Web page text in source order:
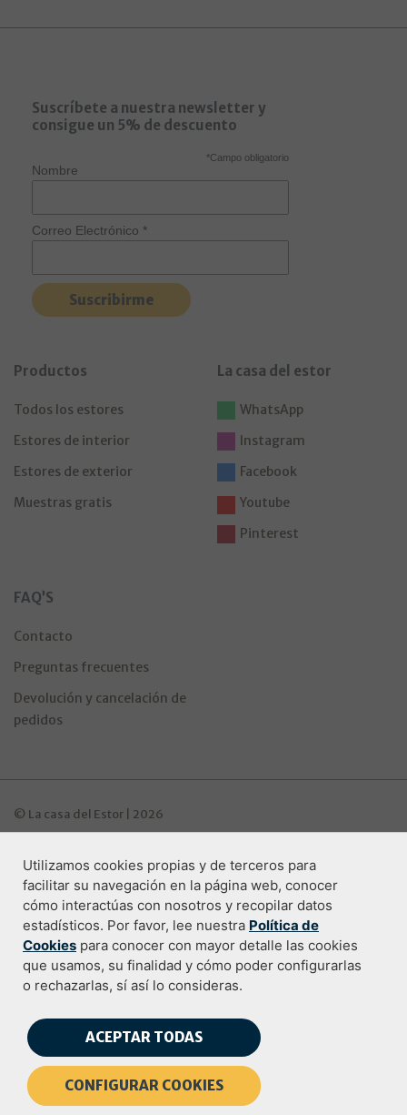
Suscríbete a nuestra newsletter y
consigue un 5% de descuento
*Campo obligatorio
Nombre
Correo Electrónico *
Productos
Todos los estores
Estores de interior
Estores de exterior
Muestras gratis
La casa del estor
WhatsApp
Instagram
Facebook
Youtube
Pinterest
FAQ’S
Contacto
Preguntas frecuentes
Devolución y cancelación de
pedidos
© La casa del Estor | 2026
Programa de ayudas Industria Digitala
Condiciones de compra
Política de privacidad
Aviso legal
Política de Cookies
Utilizamos cookies propias y de terceros para
facilitar su navegación en la página web, conocer
cómo interactúas con nosotros y recopilar datos
estadísticos. Por favor, lee nuestra Política de
Cookies para conocer con mayor detalle las cookies
que usamos, su finalidad y cómo poder configurarlas
o rechazarlas, sí así lo consideras.
CONFIGURAR COOKIES
ACEPTAR TODAS